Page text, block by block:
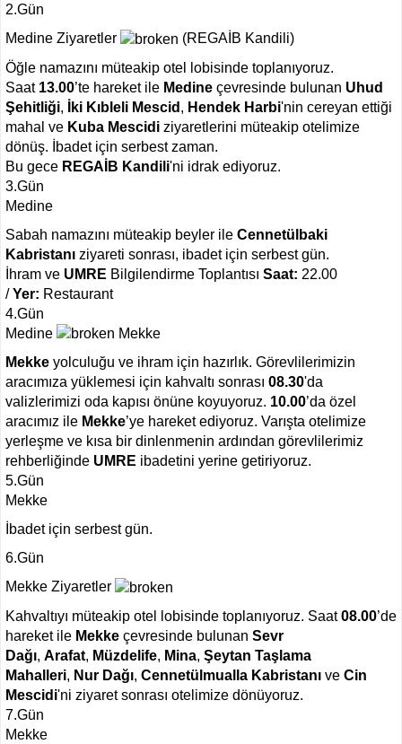
2.Gün
Medine Ziyaretler
(REGAİB Kandili)
Öğle namazını müteakip otel lobisinde toplanıyoruz.
Saat 13.00’te hareket ile Medine çevresinde bulunan Uhud
Şehitliği, İki Kıbleli Mescid , Hendek Harbi'nin cereyan ettiği
mahal ve Kuba Mescidi ziyaretlerini müteakip otelimize
dönüş. İbadet için serbest zaman.
Bu gece REGAİB Kandili'ni idrak ediyoruz.
3.Gün
Medine
Sabah namazını müteakip beyler ile Cennetülbaki
Kabristanı ziyareti sonrası, ibadet için serbest gün.
İhram ve UMRE Bilgilendirme Toplantısı Saat: 22.00
/Yer: Restaurant
4.Gün
Medine
Mekke
Mekke yolculuğu ve ihram için hazırlık. Görevlilerimizin
aracımıza yüklemesi için kahvaltı sonrası 08.30'da
valizlerimizi oda kapısı önüne koyuyoruz. 10.00’da özel
aracımız ile Mekke’ye hareket ediyoruz. Varışta otelimize
yerleşme ve kısa bir dinlenmenin ardından görevlilerimiz
rehberliğinde UMRE ibadetini yerine getiriyoruz.
5.Gün
Mekke
İbadet için serbest gün.
6.Gün
Mekke Ziyaretler
Kahvaltıyı müteakip otel lobisinde toplanıyoruz. Saat08.00’de
hareket ile Mekke çevresinde bulunan Sevr
Dağı, Arafat, Müzdelife, Mina, Şeytan Taşlama
Mahalleri, Nur Dağı, Cennetülmualla Kabristanı ve Cin
Mescidi'ni ziyaret sonrası otelimize dönüyoruz.
7.Gün
Mekke